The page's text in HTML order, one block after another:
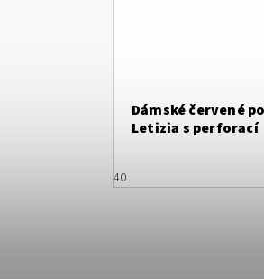
Dámské červené
Letizia s perforací
40